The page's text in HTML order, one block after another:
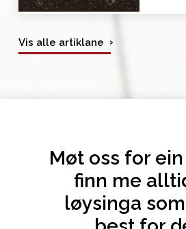
Vis alle artiklane ›
Møt oss for
finn me
løysinga